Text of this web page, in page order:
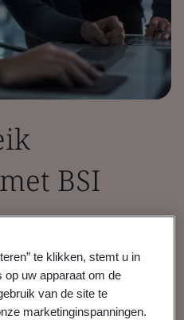
BSI
klantgegevens te
aan strenge
te klikken, stemt u in
op uw apparaat om de
van de site te
marketinginspanningen.